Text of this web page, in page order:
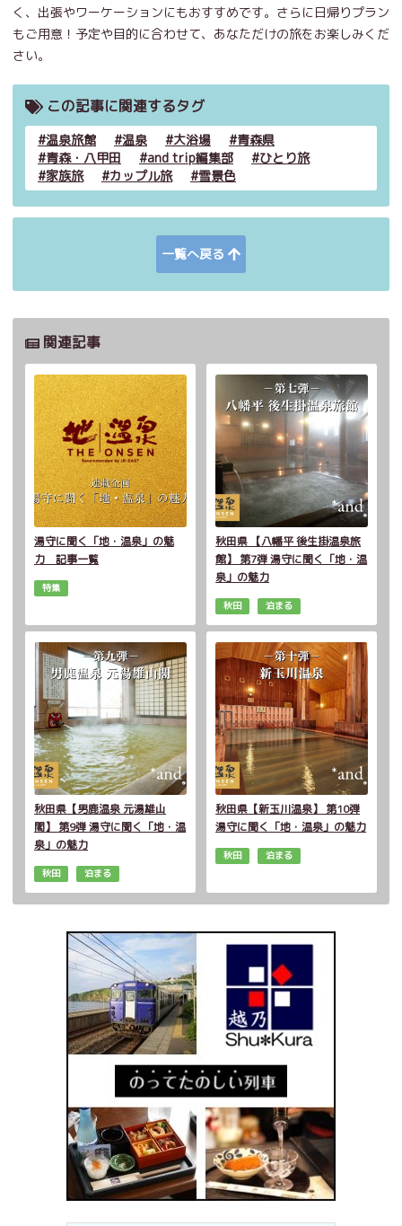
く、出張やワーケーションにもおすすめです。さらに日帰りプラン
もご用意！予定や目的に合わせて、あなただけの旅をお楽しみくだ
さい。
この記事に関連するタグ
温泉旅館 温泉 大浴場
青森県
青森・八甲田
and trip編集部
ひとり旅
家族旅
カップル旅 雪景色
一覧へ戻る
関連記事
湯守に聞く「地・温泉」の魅
力 記事一覧
特集
秋田県 【八幡平 後生掛温泉旅
館】 第7弾 湯守に聞く「地・温
泉」の魅力
秋田 泊まる
秋田県【男鹿温泉 元湯雄山
閣】 第9弾 湯守に聞く「地・温
泉」の魅力
秋田 泊まる
秋田県【新玉川温泉】 第10弾
湯守に聞く「地・温泉」の魅力
秋田 泊まる